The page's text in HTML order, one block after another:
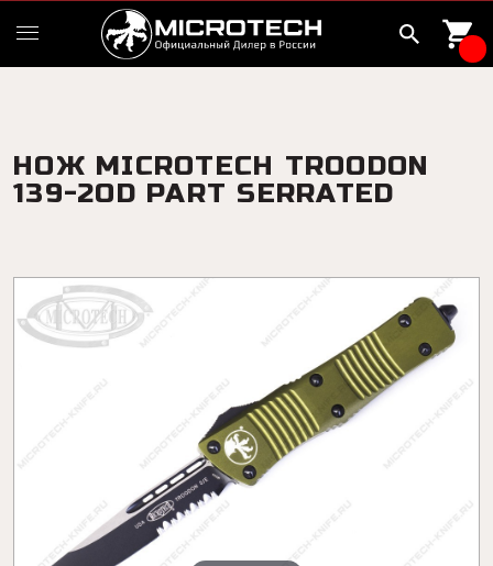
НОЖ MICROTECH TROODON
139-2OD PART SERRATED